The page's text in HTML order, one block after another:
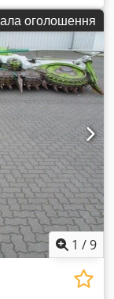
оголошення
1 /9